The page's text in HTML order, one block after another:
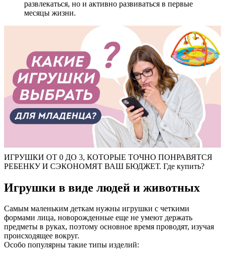
развлекаться, но и активно развиваться в первые
месяцы жизни.
ИГРУШКИ ОТ 0 ДО 3, КОТОРЫЕ ТОЧНО ПОНРАВЯТСЯ
РЕБЕНКУ И СЭКОНОМЯТ ВАШ БЮДЖЕТ. Где купить?
Игрушки в виде людей и животных
Самым маленьким деткам нужны игрушки с четкими
формами лица, новорожденные еще не умеют держать
предметы в руках, поэтому основное время проводят, изучая
происходящее вокруг.
Особо популярны такие типы изделий: